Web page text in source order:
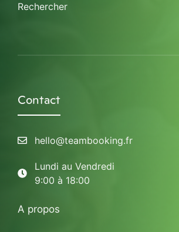
Rechercher
Contact
hello@teambooking.fr
Lundi au Vendredi
9:00 à 18:00
A propos